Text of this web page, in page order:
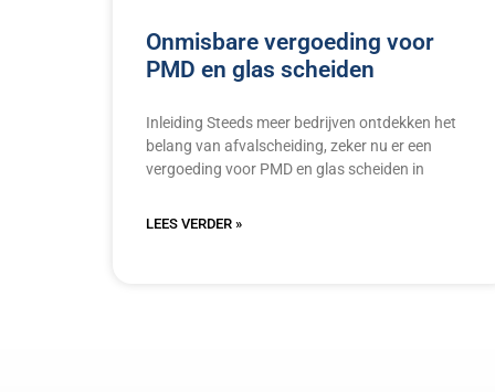
Onmisbare vergoeding voor
PMD en glas scheiden
Inleiding Steeds meer bedrijven ontdekken het
belang van afvalscheiding, zeker nu er een
vergoeding voor PMD en glas scheiden in
LEES VERDER »